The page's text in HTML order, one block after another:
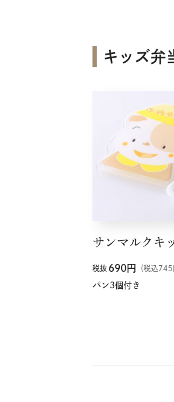
キッズ
サンマルクキ
税抜 690円 （税込745
パン3個付き